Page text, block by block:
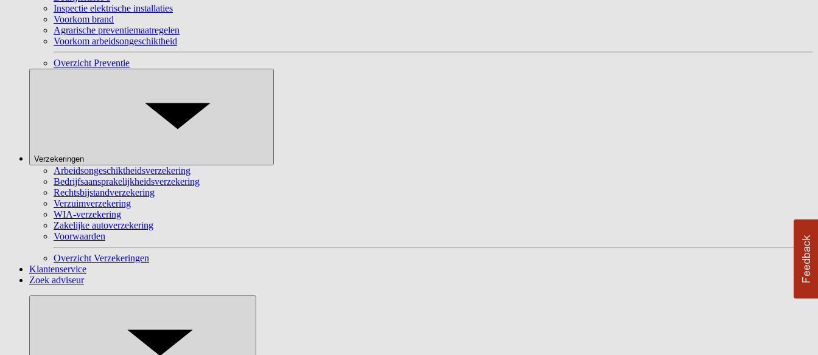
Inspectie elektrische installaties
Voorkom brand
Agrarische preventiemaatregelen
Voorkom arbeidsongeschiktheid
Overzicht Preventie
Verzekeringen
Arbeidsongeschiktheidsverzekering
Bedrijfsaansprakelijkheidsverzekering
Rechtsbijstandverzekering
Verzuimverzekering
WIA-verzekering
Zakelijke autoverzekering
Voorwaarden
Overzicht Verzekeringen
Klantenservice
Zoek adviseur